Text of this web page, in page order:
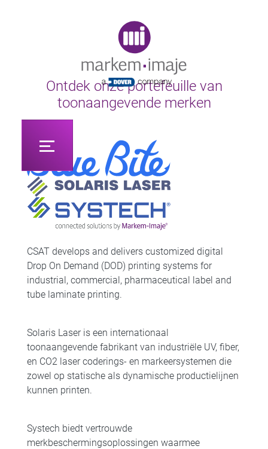
Ontdek onze portefeuille van
toonaangevende merken
CSAT develops and delivers customized digital
Drop On Demand (DOD) printing systems for
industrial, commercial, pharmaceutical label and
tube laminate printing.
Solaris Laser is een internationaal
toonaangevende fabrikant van industriële UV, fiber,
en CO2 laser coderings- en markeersystemen die
zowel op statische als dynamische productielijnen
kunnen printen.
Systech biedt vertrouwde
merkbeschermingsoplossingen waarmee